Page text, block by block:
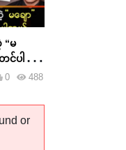
“မ
င်ပါ
488
0
or